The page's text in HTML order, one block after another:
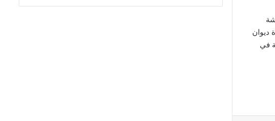
مناقشة
ديوان
في